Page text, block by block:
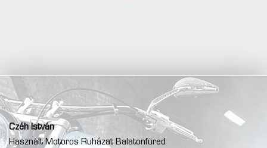
Czéh István
Használt Motoros Ruházat Balatonfüred